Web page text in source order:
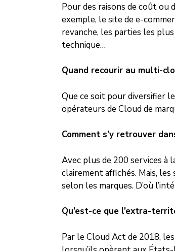
Pour des raisons de coût ou
exemple, le site de e-
revanche, les parties les
technique…
Quand recourir au multi-
Que ce soit pour diversifier
opérateurs de Cloud de
Comment s’y retrouver
Avec plus de 200 services à
clairement affichés. Mais,
selon les marques. D’où
Qu’est-ce que l’extra-
Par le Cloud Act de 2018,